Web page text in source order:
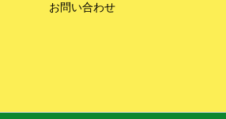
お問い合わせ